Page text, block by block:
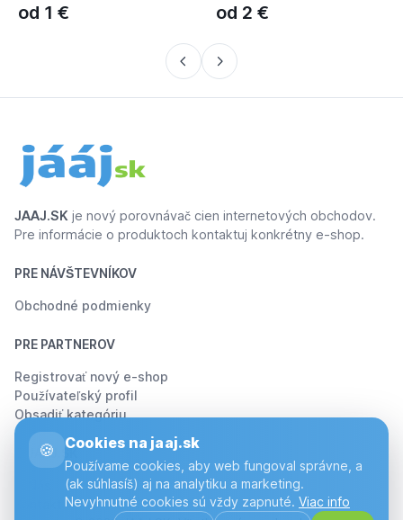
od 1 € od 2 €
JAAJ.SK je nový porovnávač cien internetových obchodov.
Pre informácie o produktoch kontaktuj konkrétny e-shop.
PRE NÁVŠTEVNÍKOV
Obchodné podmienky
PRE PARTNEROV
Registrovať nový e-shop
Používateľský profil
Obsadiť kategóriu
O JÁÁJ.SK
🍪 Cookies na jaaj.sk
Používame cookies, aby web fungoval správne, a
(ak súhlasíš) aj na analytiku a marketing.
Nevyhnutné cookies sú vždy zapnuté. Viac info